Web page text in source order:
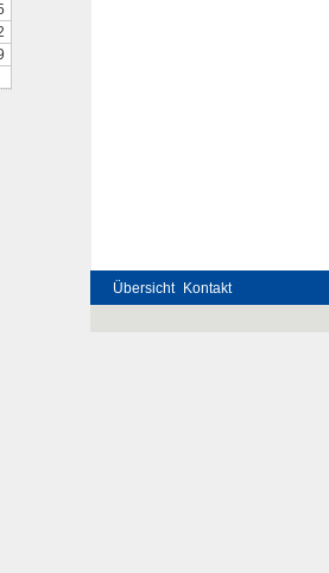
Übersicht Kontakt